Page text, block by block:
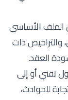
الملف الأساسي
والتراخيص ذات
العقد.
تقني أو إلى
للحوادث،